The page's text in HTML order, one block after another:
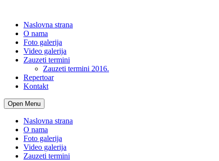
Naslovna strana
O nama
Foto galerija
Video galerija
Zauzeti termini
Zauzeti termini 2016.
Repertoar
Kontakt
Open Menu
Naslovna strana
O nama
Foto galerija
Video galerija
Zauzeti termini